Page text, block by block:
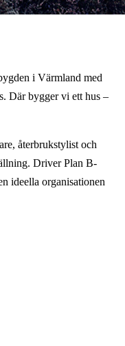
i Värmland med
Där bygger vi ett hus –
återbrukstylist och
Driver Plan B-
ideella organisationen